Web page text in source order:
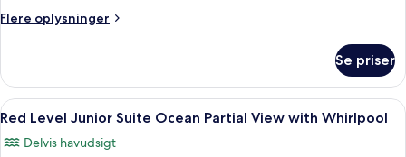
privat
Flere oplysninger
Flere
Level
Villa
privat
Se priser
Indlæs
alle
billeder
Et hotelværelse med stort vindue,
9
Red Level Junior Suite Ocean Partial View with Whirlpool
Delvis havudsigt